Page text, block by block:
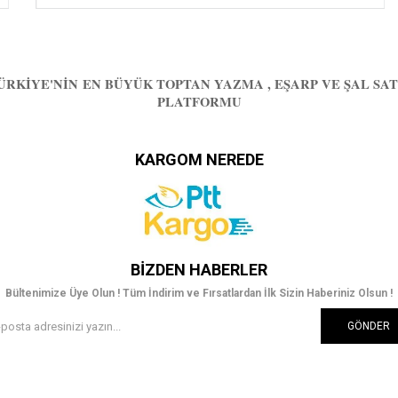
EN BÜYÜK TOPTAN YAZMA , EŞARP VE ŞAL
PLATFORMU
KARGOM NEREDE
BIZDEN HABERLER
Bültenimize Üye Olun ! Tüm İndirim ve Fırsatlardan İlk Sizin Haberiniz Olsun !
GÖNDER